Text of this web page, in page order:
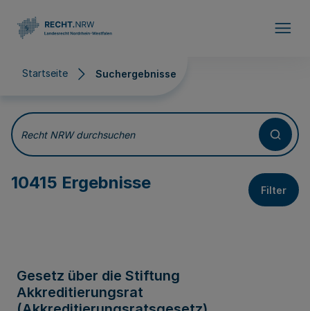
Startseite Suchergebnisse
Suchergebnisse
Recht NRW durchsuchen
10415 Ergebnisse Filter
Gesetz über die Stiftung
Akkreditierungsrat